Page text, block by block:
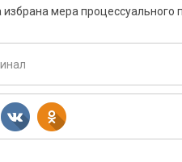
избрана мера процессуального